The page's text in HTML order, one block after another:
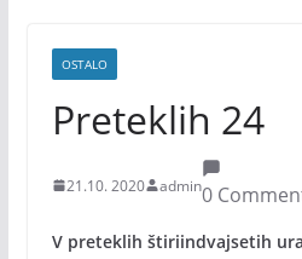
OSTALO
Preteklih 24
21.10. 2020 admin0
V preteklih štiriindvajsetih